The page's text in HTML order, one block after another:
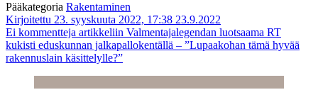
Pääkategoria Rakentaminen
Kirjoitettu 23. syyskuuta 2022, 17:38 23.9.2022
Ei kommentteja artikkeliin Valmentajalegendan luotsaama RT
kukisti eduskunnan jalkapallokentällä – ”Lupaakohan tämä hyvää
rakennuslain käsittelylle?”